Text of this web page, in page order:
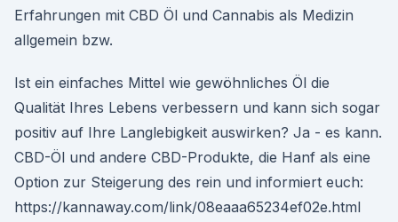
Erfahrungen mit CBD Öl und Cannabis als Medizin
allgemein bzw.
Ist ein einfaches Mittel wie gewöhnliches Öl die
Qualität Ihres Lebens verbessern und kann sich sogar
positiv auf Ihre Langlebigkeit auswirken? Ja - es kann.
CBD-Öl und andere CBD-Produkte, die Hanf als eine
Option zur Steigerung des rein und informiert euch:
https://kannaway.com/link/08eaaa65234ef02e.html